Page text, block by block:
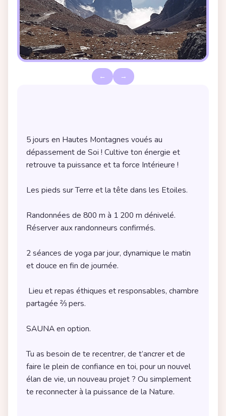
← →
5 jours en Hautes Montagnes voués au
dépassement de Soi ! Cultive ton énergie et
Randonnées de 800 m à 1 200 m dénivelé.
2 séances de yoga par jour, dynamique le matin
Tu as besoin de te recentrer, de t’ancrer et de
faire le plein de confiance en toi, pour un nouvel
élan de vie, un nouveau projet ? Ou simplement
te reconnecter à la puissance de la Nature.